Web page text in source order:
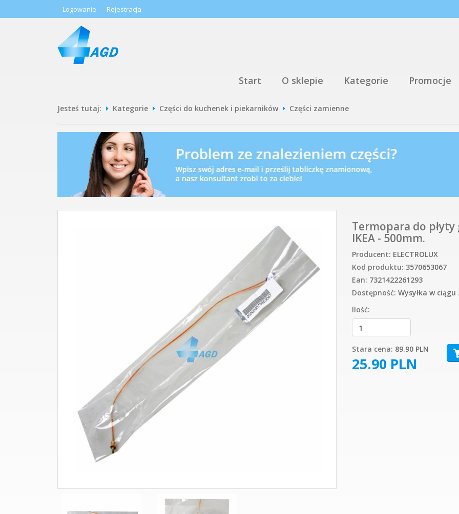
Logowanie Rejestracja
Start O sklepie Kategorie Promocje
Jesteś tutaj: Kategorie Części do kuchenek i piekarników Części zamienne
Termopara do
IKEA - 500mm.
Producent: ELECTROLUX
Kod produktu: 3570653067
Ean: 7321422261293
Dostępność: Wysyłka w ciągu
Ilość:
Stara cena: 89.90 PLN
25.90 PLN